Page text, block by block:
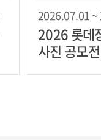
2026.07.01 ~
2026 롯데
사진 공모